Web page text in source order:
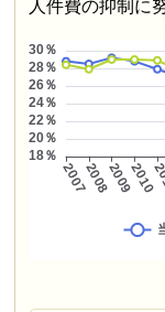
人件費の抑制に